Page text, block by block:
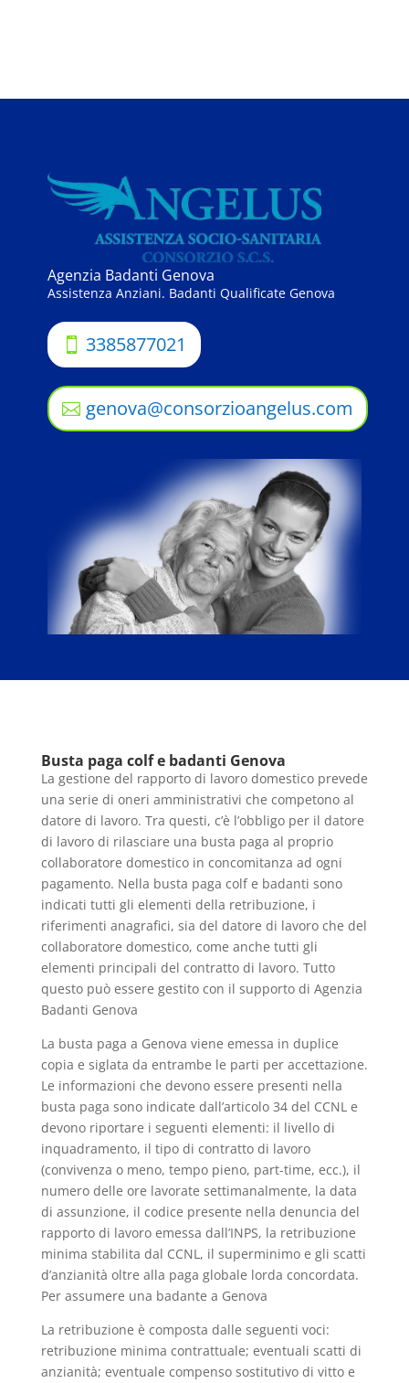
Agenzia Badanti Genova
Assistenza Anziani. Badanti Qualificate Genova
3385877021
genova@consorzioangelus.com
Busta paga colf e badanti Genova
La gestione del rapporto di lavoro domestico prevede
una serie di oneri amministrativi che competono al
datore di lavoro. Tra questi, c’è l’obbligo per il datore
di lavoro di rilasciare una busta paga al proprio
collaboratore domestico in concomitanza ad ogni
pagamento. Nella busta paga colf e badanti sono
indicati tutti gli elementi della retribuzione, i
riferimenti anagrafici, sia del datore di lavoro che del
collaboratore domestico, come anche tutti gli
elementi principali del contratto di lavoro. Tutto
questo può essere gestito con il supporto di Agenzia
Badanti Genova
La busta paga a Genova viene emessa in duplice
copia e siglata da entrambe le parti per accettazione.
Le informazioni che devono essere presenti nella
busta paga sono indicate dall’articolo 34 del CCNL e
devono riportare i seguenti elementi: il livello di
inquadramento, il tipo di contratto di lavoro
(convivenza o meno, tempo pieno, part-time, ecc.), il
numero delle ore lavorate settimanalmente, la data
di assunzione, il codice presente nella denuncia del
rapporto di lavoro emessa dall’INPS, la retribuzione
minima stabilita dal CCNL, il superminimo e gli scatti
d’anzianità oltre alla paga globale lorda concordata.
Per assumere una badante a Genova
La retribuzione è composta dalle seguenti voci:
retribuzione minima contrattuale; eventuali scatti di
anzianità; eventuale compenso sostitutivo di vitto e